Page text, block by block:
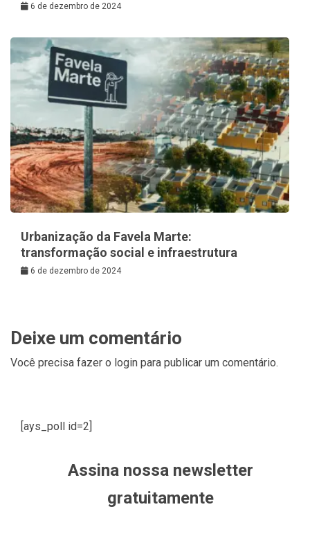
6 de dezembro de 2024
Urbanização da Favela Marte:
transformação social e infraestrutura
6 de dezembro de 2024
Deixe um comentário
Você precisa fazer o login para publicar um comentário.
[ays_poll id=2]
Assina nossa newsletter
gratuitamente